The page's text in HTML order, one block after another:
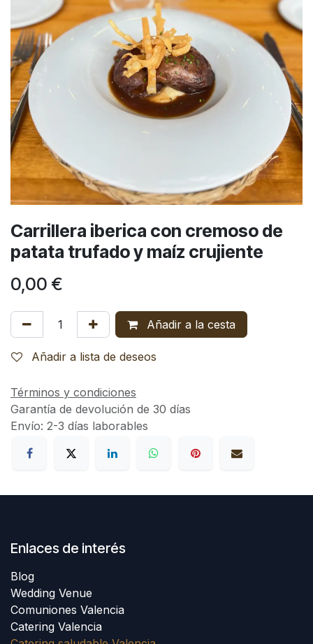
Carrillera iberica con cremoso de
patata trufado y maíz crujiente
0,00 €
Añadir a la cesta
Añadir a lista de deseos
Términos y condiciones
Garantía de devolución de 30 días
Envío: 2-3 días laborables
Enlaces de interés
Blog
Wedding Venue
Comuniones Valencia
Catering Valencia